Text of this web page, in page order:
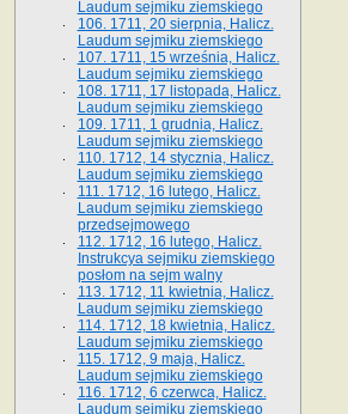
Laudum sejmiku ziemskiego
106. 1711, 20 sierpnia, Halicz.
Laudum sejmiku ziemskiego
107. 1711, 15 września, Halicz.
Laudum sejmiku ziemskiego
108. 1711, 17 listopada, Halicz.
Laudum sejmiku ziemskiego
109. 1711, 1 grudnia, Halicz.
Laudum sejmiku ziemskiego
110. 1712, 14 stycznia, Halicz.
Laudum sejmiku ziemskiego
111. 1712, 16 lutego, Halicz.
Laudum sejmiku ziemskiego
przedsejmowego
112. 1712, 16 lutego, Halicz.
Instrukcya sejmiku ziemskiego
posłom na sejm walny
113. 1712, 11 kwietnia, Halicz.
Laudum sejmiku ziemskiego
114. 1712, 18 kwietnia, Halicz.
Laudum sejmiku ziemskiego
115. 1712, 9 maja, Halicz.
Laudum sejmiku ziemskiego
116. 1712, 6 czerwca, Halicz.
Laudum sejmiku ziemskiego